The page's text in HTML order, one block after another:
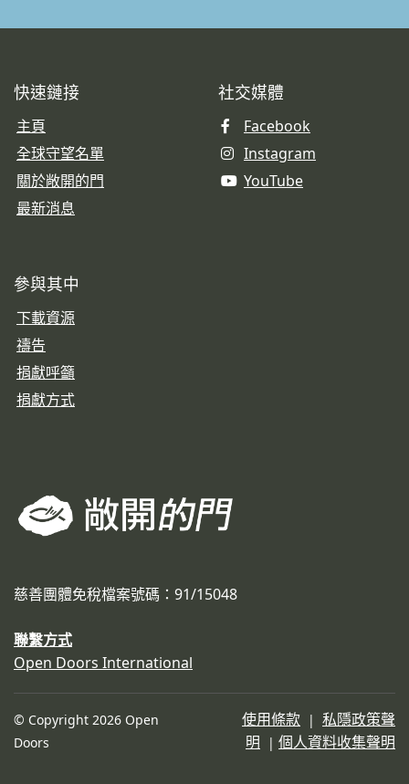
快速鏈接
主頁
全球守望名單
關於敞開的門
最新消息
社交媒體
Facebook
Instagram
YouTube
參與其中
下載資源
禱告
捐獻呼籲
捐獻方式
慈善團體免稅檔案號碼：91/15048
聯繫方式
Open Doors International
© Copyright 2026 Open
Doors
使用條款 | 私隱政策聲
明 | 個人資料收集聲明